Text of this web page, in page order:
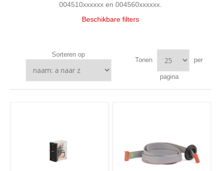
004510xxxxxx en 004560xxxxxx.
Beschikbare filters
Sorteren op
Tonen per
pagina